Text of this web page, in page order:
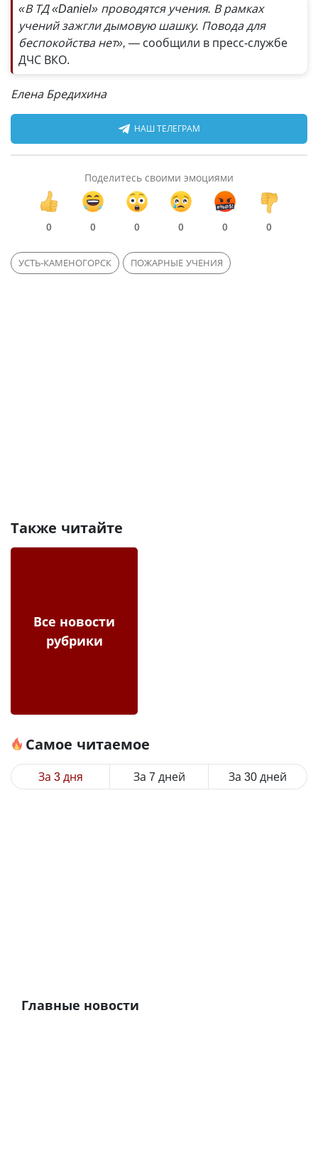
«В ТД «Daniel» проводятся учения. В рамках
учений зажгли дымовую шашку. Повода для
беспокойства нет», — сообщили в пресс-службе
ДЧС ВКО.
Елена Бредихина
НАШ ТЕЛЕГРАМ
Поделитесь своими эмоциями
0 0 0 0 0 0
УСТЬ-КАМЕНОГОРСК ПОЖАРНЫЕ УЧЕНИЯ
Также читайте
Все новости
рубрики
Самое читаемое
За 3 дня За 7 дней За 30 дней
Главные новости